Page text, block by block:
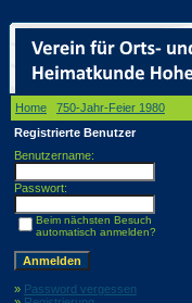
Home 750-Jahr-Feier 1980
Registrierte Benutzer
Benutzername:
Passwort:
Beim nächsten Besuch
automatisch anmelden?
» Password vergessen